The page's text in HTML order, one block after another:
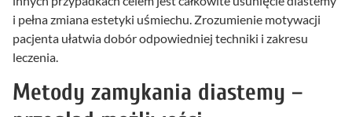
i pełna zmiana estetyki uśmiechu. Zrozumienie motywacji
pacjenta ułatwia dobór odpowiedniej techniki i zakresu
leczenia.
Metody zamykania diastemy –